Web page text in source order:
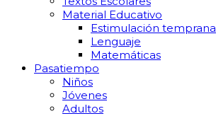
Material Educativo
Estimulación temprana
Lenguaje
Matemáticas
Pasatiempo
Niños
Jóvenes
Adultos